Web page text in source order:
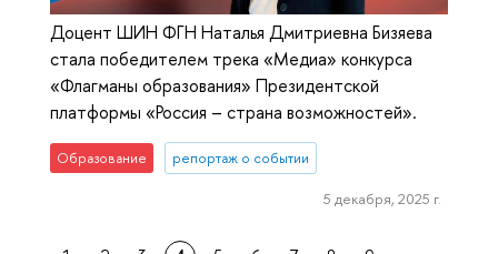
Доцент ШИН ФГН Наталья Дмитриевна Бизяева
стала победителем трека «Медиа» конкурса
«Флагманы образования» Президентской
платформы «Россия – страна возможностей».
Образование репортаж о событии
5 декабря, 2025 г.